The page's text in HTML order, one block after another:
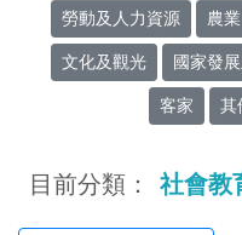
勞動及人力資源 農業
文化及觀光 國家發
客家 其
目前分類： 社會教